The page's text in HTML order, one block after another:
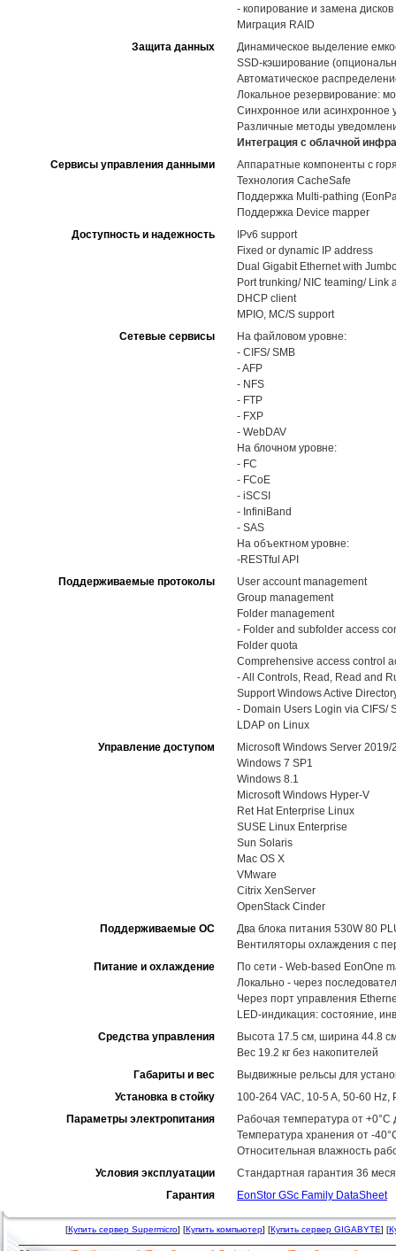
- копирование и замена
Миграция RAID
Защита данных
Динамическое выделение
SSD-кэширование
Автоматическое
Локальное резервирование:
Синхронное или асинхронное
Различные методы
Интеграция с облачной
Сервисы управления данными
Аппаратные компоненты с
Технология CacheSafe
Поддержка Multi-pathing
Поддержка Device mapper
Доступность и надежность
IPv6 support
Fixed or dynamic IP address
Dual Gigabit Ethernet with
Port trunking/ NIC teaming/ Link
DHCP client
MPIO, MC/S support
Сетевые сервисы
На файловом уровне:
- CIFS/ SMB
- AFP
- NFS
- FTP
- FXP
- WebDAV
На блочном уровне:
- FC
- FCoE
- iSCSI
- InfiniBand
- SAS
На объектном уровне:
-RESTful API
Поддерживаемые протоколы
User account management
Group management
Folder management
- Folder and subfolder access
Folder quota
Comprehensive access control
- All Controls, Read, Read and
Support Windows Active
- Domain Users Login via CIFS/
LDAP on Linux
Управление доступом
Microsoft Windows Server
Windows 7 SP1
Windows 8.1
Microsoft Windows Hyper-V
Ret Hat Enterprise Linux
SUSE Linux Enterprise
Sun Solaris
Mac OS X
VMware
Citrix XenServer
OpenStack Cinder
Поддерживаемые ОС
Два блока питания 530W 80
Вентиляторы охлаждения с
Питание и охлаждение
По сети - Web-based EonOne
Локально - через
Через порт управления
LED-индикация: состояние,
Средства управления
Высота 17.5 см, ширина 44.8
Вес 19.2 кг без накопителей
Габариты и вес
Выдвижные рельсы для
Установка в стойку
100-264 VAC, 10-5 A, 50-60 Hz,
Параметры электропитания
Рабочая температура от +0°C
Температура хранения от -
Относительная влажность
Условия эксплуатации
Стандартная гарантия 36
Гарантия
EonStor GSc Family DataSheet
[Купить сервер Supermicro] [Купить компьютер] [Купить сервер GIGABYTE] [